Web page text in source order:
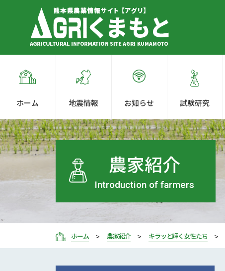
ホーム 地震情報 お知らせ 試験研究
農家紹介
Introduction of farmers
ホーム 農家紹介 キラッと輝く女性たち